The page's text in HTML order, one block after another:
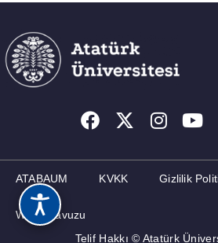
ATABAUM KVKK Gizlilik
Web Kılavuzu
Telif Hakkı © Atatürk